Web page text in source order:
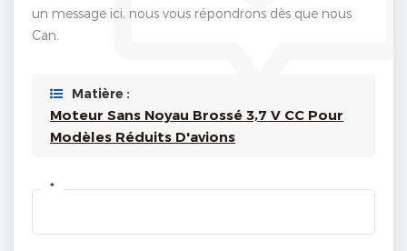
un message ici, nous vous répondrons dès que nous
Can.
Matière :
Moteur Sans Noyau Brossé 3,7 V CC Pour
Modèles Réduits D'avions
*